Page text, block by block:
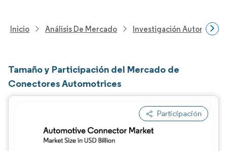
Inicio Análisis De Mercado Investigación Automotriz
Tamaño y Participación del Mercado de
Conectores Automotrices
Participación